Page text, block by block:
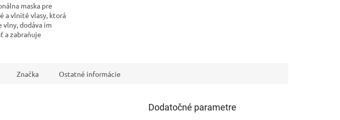
maska pre
a vlnité vlasy, ktorá
vlny, dodáva im
a zabraňuje
Značka Ostatné informácie
Dodatočné parametre